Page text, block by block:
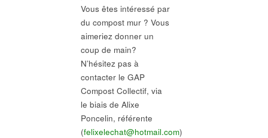
Vous êtes intéressé par
du compost mur ? Vous
aimeriez donner un
coup de main?
N’hésitez pas à
contacter le GAP
Compost Collectif, via
le biais de Alixe
Poncelin, référente
(felixelechat@hotmail.com)